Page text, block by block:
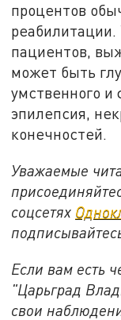
процентов
пациентов,
может быть
умственного и
эпилепсия,
конечностей.
Уважаемые
соцсетях
Если вам есть
"Царьград
свои